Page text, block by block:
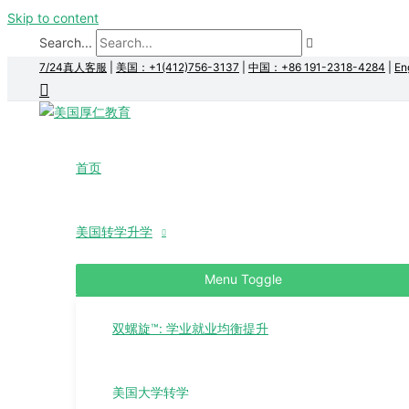
Skip to content
Search...
7/24真人客服 美国：+1(412)756-3137 中国：+86 191-2318-4284
首页
美国转学升学
Menu Toggle
双螺旋™: 学业就业均衡提升
美国大学转学